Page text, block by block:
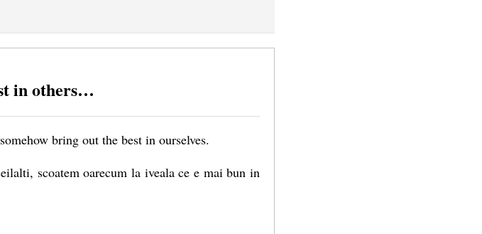
in others…
bring out the best in ourselves.
scoatem oarecum la iveala ce e mai bun in